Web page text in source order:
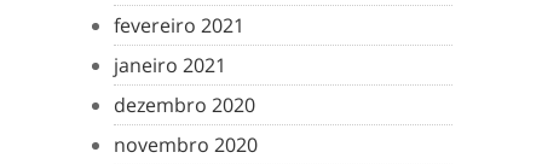
fevereiro 2021
janeiro 2021
dezembro 2020
novembro 2020